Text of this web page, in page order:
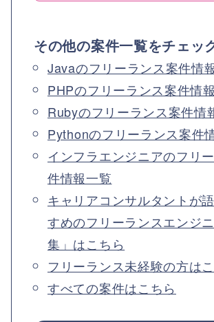
その他の案件一覧をチェッ
Javaのフリーランス案件情
PHPのフリーランス案件情
Rubyのフリーランス案件情
Pythonのフリーランス案件
インフラエンジニアのフリ
件情報一覧
キャリアコンサルタントが
すめのフリーランスエンジ
集」はこちら
フリーランス未経験の方は
すべての案件はこちら